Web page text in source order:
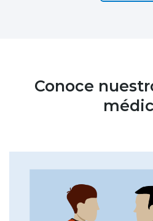
Conoce